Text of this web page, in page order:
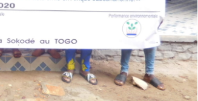
CONSTRUIRE ENSEMBLE
MAPTO
PASDI-AFRIQUE
ADIEJ